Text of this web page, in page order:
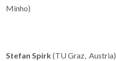
Minho)
Stefan Spirk(TU Graz, Austria)